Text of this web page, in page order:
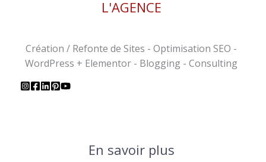
L'AGENCE
Création / Refonte de Sites - Optimisation SEO -
WordPress + Elementor - Blogging - Consulting
En savoir plus